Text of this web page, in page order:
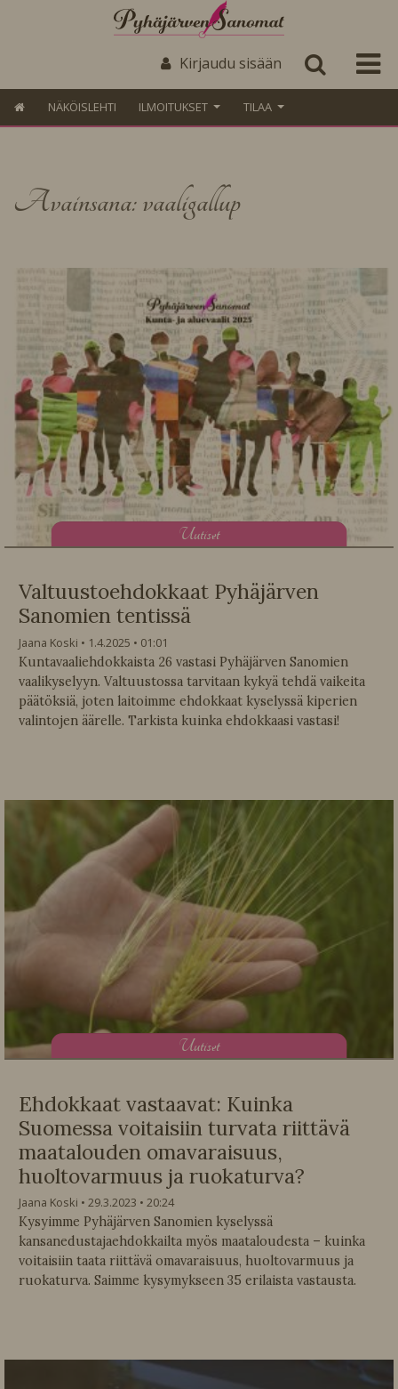
Kirjaudu sisään
NÄKÖISLEHTI ILMOITUKSET TILAA
Avainsana: vaaligallup
Uutiset
Valtuustoehdokkaat Pyhäjärven
Sanomien tentissä
Jaana Koski 1.4.2025
01:01
Kuntavaaliehdokkaista 26 vastasi Pyhäjärven Sanomien
vaalikyselyyn. Valtuustossa tarvitaan kykyä tehdä vaikeita
päätöksiä, joten laitoimme ehdokkaat kyselyssä kiperien
valintojen äärelle. Tarkista kuinka ehdokkaasi vastasi!
Uutiset
Ehdokkaat vastaavat: Kuinka
Suomessa voitaisiin turvata riittävä
maatalouden omavaraisuus,
huoltovarmuus ja ruokaturva?
Jaana Koski 29.3.2023
20:24
Kysyimme Pyhäjärven Sanomien kyselyssä
kansanedustajaehdokkailta myös maataloudesta – kuinka
voitaisiin taata riittävä omavaraisuus, huoltovarmuus ja
ruokaturva. Saimme kysymykseen 35 erilaista vastausta.